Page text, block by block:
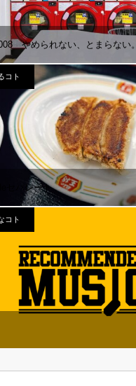
やめられない、とまらない。
コト
セパレート
コト